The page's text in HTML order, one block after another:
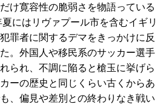
け寛容性の脆弱さを物語っている
にはリヴァプール市を含むイギリ
罪者に関するデマをきっかけに反
。外国人や移民系のサッカー選手
られ、不調に陥ると槍玉に挙げら
ーの歴史と同じくらい古くからあ
、偏見や差別との終わりなき戦い